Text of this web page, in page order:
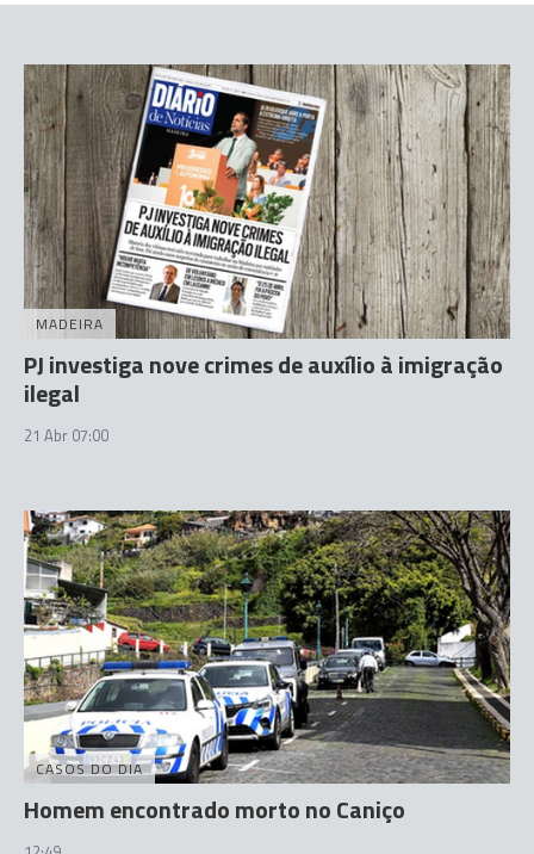
MADEIRA
PJ investiga nove crimes de auxílio à imigração
ilegal
21 Abr 07:00
CASOS DO DIA
Homem encontrado morto no Caniço